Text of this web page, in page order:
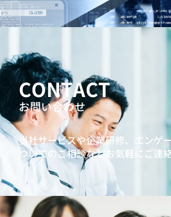
CONTACT
お問い合わせ
当社サービスや企業研修、エンゲ
ついてのご相談などお気軽にご連